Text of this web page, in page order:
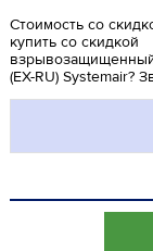
Стоимость со
купить со скидкой
(EX-RU) Systemair?